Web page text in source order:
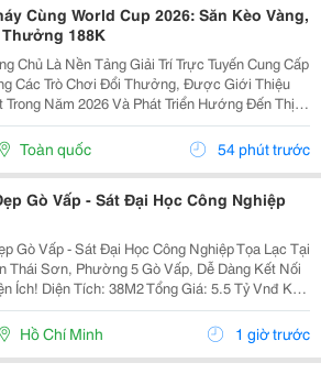
Cùng World Cup 2026: Săn Kèo Vàng,
188K
Chủ Là Nền Tảng Giải Trí Trực Tuyến Cung Cấp
Các Trò Chơi Đổi Thưởng, Được Giới Thiệu
Trong Năm 2026 Và Phát Triển Hướng Đến Thị
Châu Á. Theo Thông Tin Từ Nền Tảng, O8 Hoạt
Các Tiêu Chuẩn Áp Dụng Trong Lĩnh...
Toàn quốc 54 phút trước
Gò Vấp - Sát Đại Học Công Nghiệp
Gò Vấp - Sát Đại Học Công Nghiệp Tọa Lạc Tại
Thái Sơn, Phường 5 Gò Vấp, Dễ Dàng Kết Nối
Ích! Diện Tích: 38M2 Tổng Giá: 5.5 Tỷ Vnđ Kết
1 Trệt 2 Lầu Kiên Cố, 3Pn, 3Wc, Ban Công,
Thoáng Mát, Sẵn Sàng Dọn...
Hồ Chí Minh 1 giờ trước